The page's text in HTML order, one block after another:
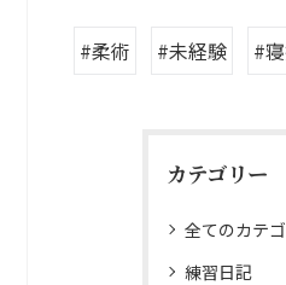
#柔術 #未経験 #
カテゴリー
全てのカテ
練習日記